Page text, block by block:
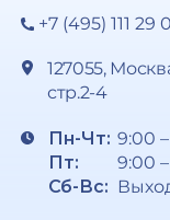
+7 (495) 111 29
127055,
стр.2-4
Пн-Чт:
Пт:
Сб-Вс:
9:00
9:00